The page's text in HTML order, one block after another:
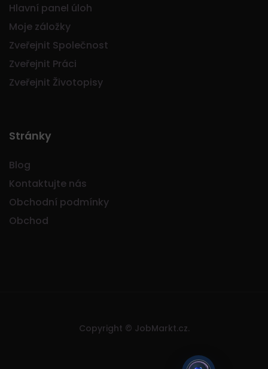
Hlavní panel úloh
Moje záložky
Zveřejnit Společnost
Zveřejnit Práci
Zveřejnit Životopisy
Stránky
Blog
Kontaktujte nás
Obchodní podmínky
Obchod
Copyright © JobMarkt.cz.